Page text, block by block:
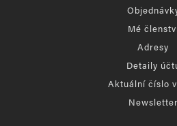
Mé
Adresy
Detaily
Aktuální číslo
Newsletter